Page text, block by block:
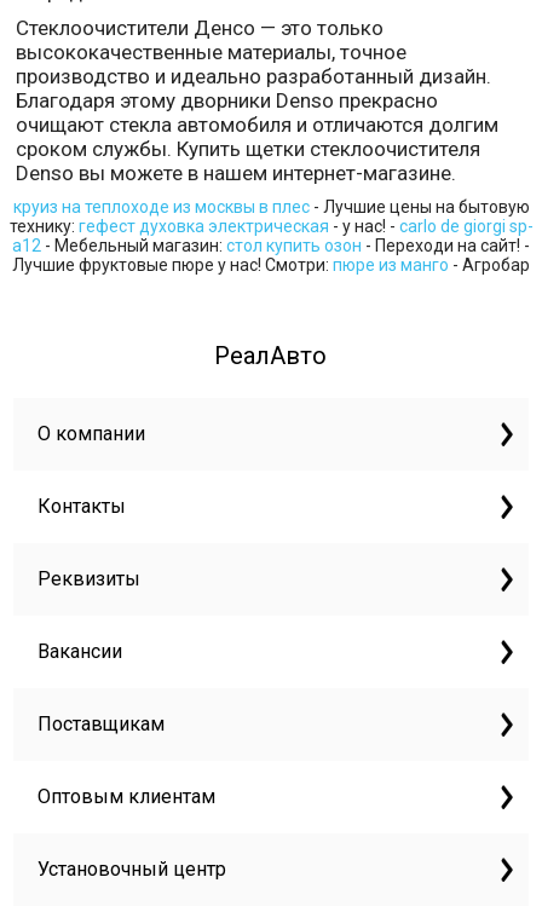
Стеклоочистители Денсо — это только
высококачественные материалы, точное
производство и идеально разработанный дизайн.
Благодаря этому дворники Denso прекрасно
очищают стекла автомобиля и отличаются долгим
сроком службы. Купить щетки стеклоочистителя
Denso вы можете в нашем интернет-магазине.
круиз на теплоходе из москвы в плес- Лучшие цены на бытовую
технику: гефест духовка электрическая - у нас! - carlo de giorgi sp-
a12 - Мебельный магазин: стол купить озон - Переходи на сайт! -
Лучшие фруктовые пюре у нас! Смотри: пюре из манго - Агробар
РеалАвто
О компании
Контакты
Реквизиты
Вакансии
Поставщикам
Оптовым клиентам
Установочный центр